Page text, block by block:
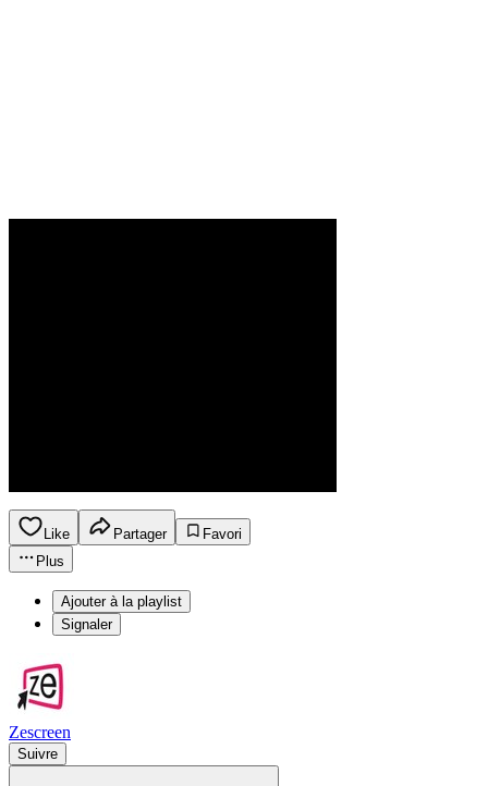
Like Partager
Favori
Plus
Ajouter à la playlist
Signaler
Zescreen
Suivre